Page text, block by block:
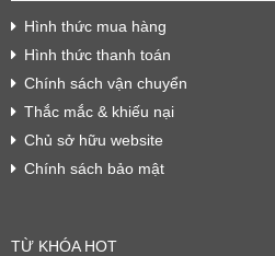
Hình thức mua hàng
Hình thức thanh toán
Chính sách vận chuyển
Thắc mắc & khiếu nại
Chủ sở hữu website
Chính sách bảo mật
TỪ KHÓA HOT